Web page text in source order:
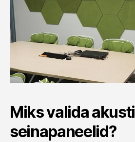
Miks valida
seinapaneelid?